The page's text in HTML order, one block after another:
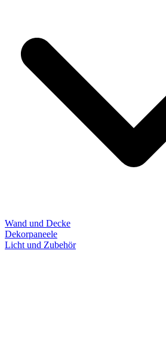
Wand und Decke
Dekorpaneele
Licht und Zubehör